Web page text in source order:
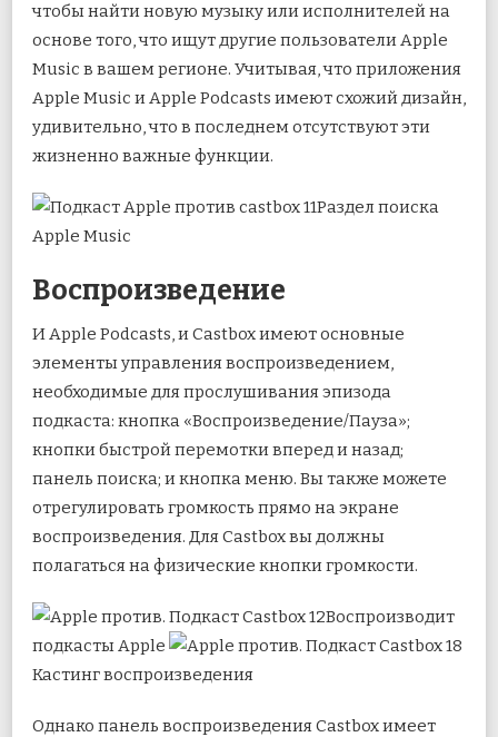
чтобы найти новую музыку или исполнителей на
основе того, что ищут другие пользователи Apple
Music в вашем регионе. Учитывая, что приложения
Apple Music и Apple Podcasts имеют схожий дизайн,
удивительно, что в последнем отсутствуют эти
жизненно важные функции.
Раздел поиска
Apple Music
Воспроизведение
И Apple Podcasts, и Castbox имеют основные
элементы управления воспроизведением,
необходимые для прослушивания эпизода
подкаста: кнопка «Воспроизведение/Пауза»;
кнопки быстрой перемотки вперед и назад;
панель поиска; и кнопка меню. Вы также можете
отрегулировать громкость прямо на экране
воспроизведения. Для Castbox вы должны
полагаться на физические кнопки громкости.
Воспроизводит
подкасты Apple
Кастинг воспроизведения
Однако панель воспроизведения Castbox имеет